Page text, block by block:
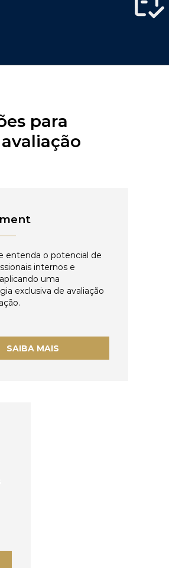
para
entenda o potencial de
internos e
uma
exclusiva de avaliação
SAIBA MAIS